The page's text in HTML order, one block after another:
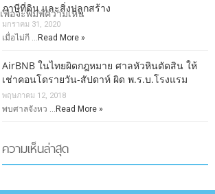
เพื่อจะพิมพ์ความเห็น
ภาษีที่ดิน และสิ่งปลูกสร้าง
มกราคม 31, 2020
เมื่อไม่กี … Read More »
AirBNB ในไทยผิดกฎหมาย ศาลหัวหินตัดสิน ให้
เช่าคอนโดรายวัน-สัปดาห์ ผิด พ.ร.บ.โรงแรม
พฤษภาคม 12, 2018
พบศาลจังหว … Read More »
ความเห็นล่าสุด